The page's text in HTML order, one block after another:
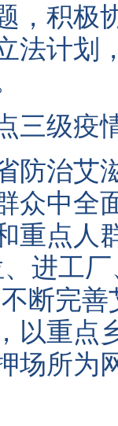
，积极
法计划
级疫
治艾滋
众中全
重点人
进工
断完
以重点
场所为